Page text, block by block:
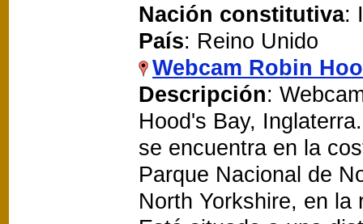
Nación constitutiva:
País: Reino Unido
Webcam Robin
Descripción:
Hood's Bay,
se encuentra en la
Parque Nacional de
North Yorkshire, en la